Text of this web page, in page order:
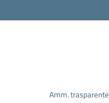
Amm. trasparente